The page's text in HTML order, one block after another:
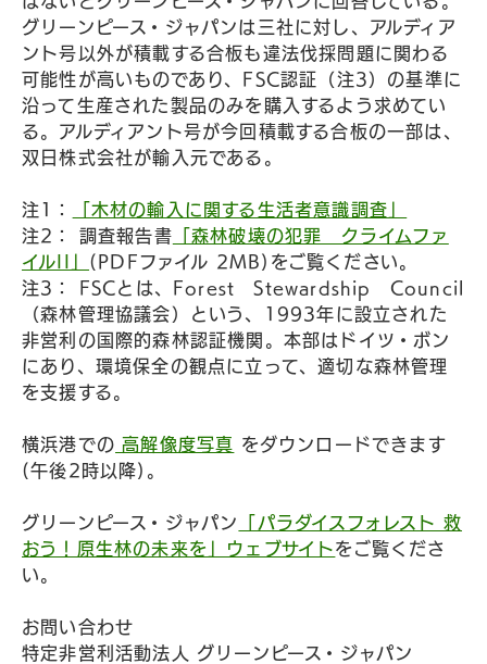
グリーンピース・ジャパンは三社に対し、アルディア
ント号以外が積載する合板も違法伐採問題に関わる
可能性が高いものであり、FSC認証（注3）の基準に
沿って生産された製品のみを購入するよう求めてい
る。アルディアント号が今回積載する合板の一部は、
双日株式会社が輸入元である。
注1：
「木材の輸入に関する生活者意識調査」
注2： 調査報告書 「森林破壊の犯罪 クライムファ
イルII」 (PDFファイル 2MB)をご覧ください。
注3： FSCとは、Forest Stewardship Council
（森林管理協議会）という、1993年に設立された
非営利の国際的森林認証機関。本部はドイツ・ボン
にあり、環境保全の観点に立って、適切な森林管理
を支援する。
横浜港での 高解像度写真
をダウンロードできます
(午後2時以降)。
グリーンピース・ジャパン
「パラダイスフォレスト 救
おう！原生林の未来を」ウェブサイトをご覧くださ
い。
お問い合わせ
特定非営利活動法人 グリーンピース・ジャパン